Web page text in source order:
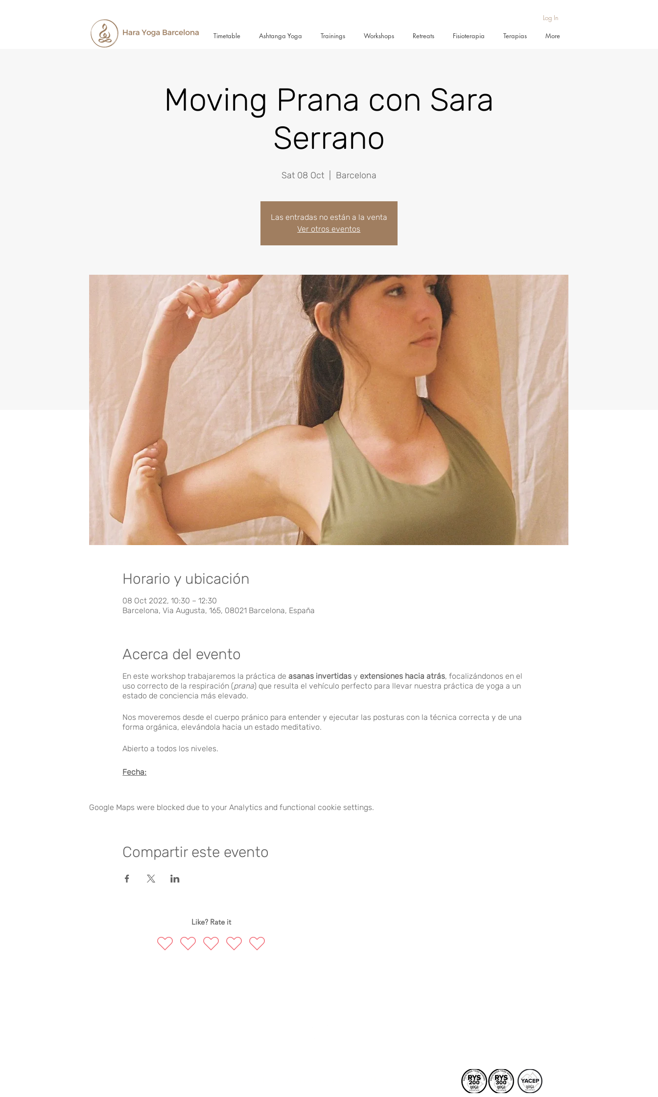
Log In
Timetable Ashtanga Yoga Trainings Workshops Retreats Fisioterapia Terapias More
Moving Prana con Sara
Serrano
Sat 08 Oct
  |
Barcelona
Las entradas no están a la venta
Ver otros eventos
Horario y ubicación
08 Oct 2022, 10:30 – 12:30
Barcelona, Via Augusta, 165, 08021 Barcelona, España
Acerca del evento
En este workshop trabajaremos la práctica deasanas invertidas y extensiones hacia atrás, focalizándonos en el
uso correcto de la respiración (prana) que resulta el vehículo perfecto para llevar nuestra práctica de yoga a un
estado de conciencia más elevado.
Nos moveremos desde el cuerpo pránico para entender y ejecutar las posturas con la técnica correcta y de una
forma orgánica, elevándola hacia un estado meditativo.
Abierto a todos los niveles.
Fecha:
Google Maps were blocked due to your Analytics and functional cookie settings.
Compartir este evento
Like? Rate it